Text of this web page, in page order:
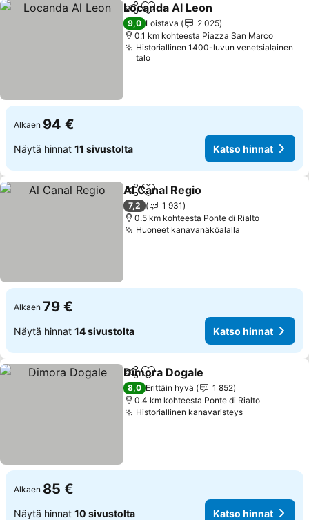
Jaa Lisää suosikkeihin
Locanda Al Leon
9,0 Loistava
2 025
0.1 km kohteesta Piazza San Marco
Historiallinen 1400-luvun venetsialainen
talo
Alkaen 94 €
Näytä hinnat 11 sivustolta Katso hinnat
Jaa Lisää suosikkeihin
Al Canal Regio
7,2
1 931
0.5 km kohteesta Ponte di Rialto
Huoneet kanavanäköalalla
Alkaen 79 €
Näytä hinnat 14 sivustolta Katso hinnat
Jaa Lisää suosikkeihin
Dimora Dogale
8,0 Erittäin hyvä
1 852
0.4 km kohteesta Ponte di Rialto
Historiallinen kanavaristeys
Alkaen 85 €
Näytä hinnat 10 sivustolta Katso hinnat